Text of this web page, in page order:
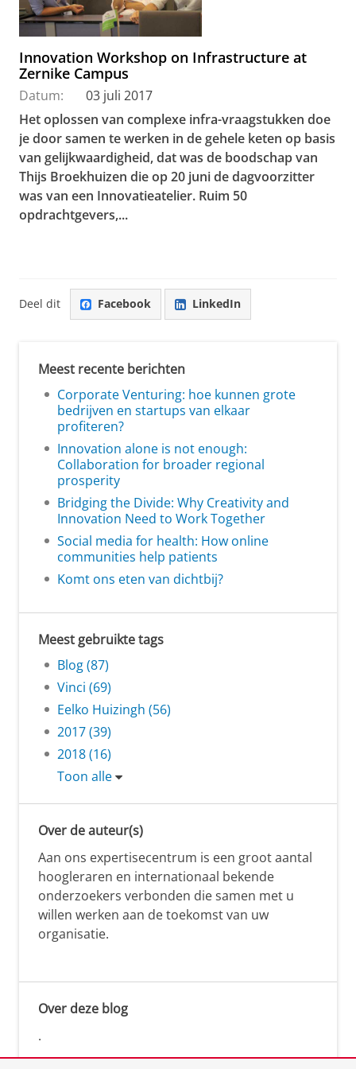
Innovation Workshop on Infrastructure at
Zernike Campus
Datum:
03 juli 2017
Het oplossen van complexe infra-vraagstukken doe
je door samen te werken in de gehele keten op basis
van gelijkwaardigheid, dat was de boodschap van
Thijs Broekhuizen die op 20 juni de dagvoorzitter
was van een Innovatieatelier. Ruim 50
opdrachtgevers,...
Deel dit Facebook LinkedIn
Meest recente berichten
Corporate Venturing: hoe kunnen grote
bedrijven en startups van elkaar
profiteren?
Innovation alone is not enough:
Collaboration for broader regional
prosperity
Bridging the Divide: Why Creativity and
Innovation Need to Work Together
Social media for health: How online
communities help patients
Komt ons eten van dichtbij?
Meest gebruikte tags
Blog (87)
Vinci (69)
Eelko Huizingh (56)
2017 (39)
2018 (16)
Toon alle
Over de auteur(s)
Aan ons expertisecentrum is een groot aantal
hoogleraren en internationaal bekende
onderzoekers verbonden die samen met u
willen werken aan de toekomst van uw
organisatie.
Over deze blog
.